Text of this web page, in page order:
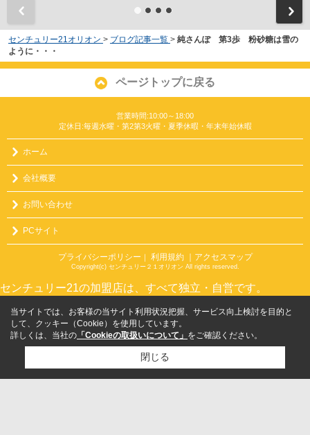
センチュリー21オリオン > ブログ記事一覧 > 純さんぽ 第3歩 粉砂糖は雪の
ように・・・
ページトップに戻る
営業時間:10:00～18:00
定休日:毎週水曜・第2第3火曜・夏季休暇・年末年始休暇
ホーム
会社概要
お問い合わせ
PCサイト
プライバシーポリシー ｜ 利用規約 ｜アクセスマップ
Copyright(c) センチュリー２１オリオン All rights reserved.
センチュリー21の加盟店は、すべて独立・自営です。
当サイトでは、お客様の当サイト利用状況把握、サービス向上検討を目的と
して、クッキー（Cookie）を使用しています。
詳しくは、当社の 「Cookieの取扱いについて」 をご確認ください。
閉じる